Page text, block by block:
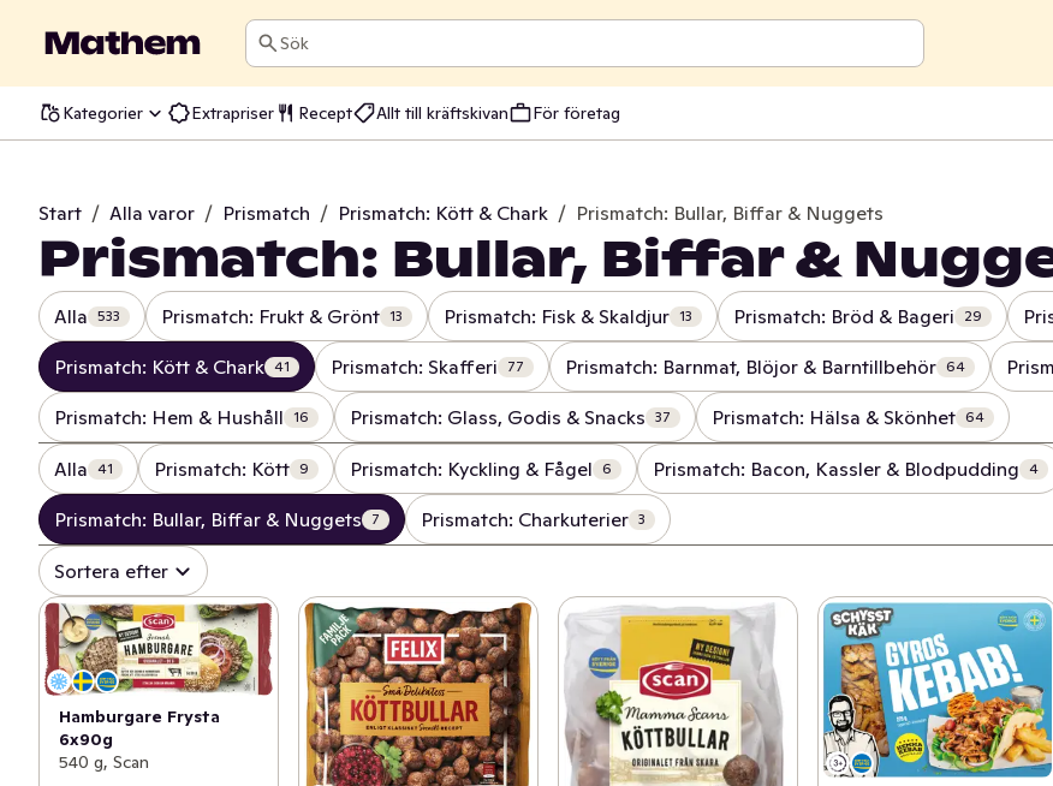
Sök
Kategorier Extrapriser Recept Allt till kräftskivan För företag
Start / Alla varor / Prismatch / Prismatch: Kött & Chark / Prismatch: Bullar, Biffar & Nuggets
Prismatch: Bullar, Biffar &
Alla 533 Prismatch: Frukt & Grönt 13 Prismatch: Fisk & Skaldjur 13 Prismatch: Bröd & Bageri 29
Prismatch: Kött & Chark 41 Prismatch: Skafferi 77 Prismatch: Barnmat, Blöjor & Barntillbehör 64
Prismatch: Hem & Hushåll 16 Prismatch: Glass, Godis & Snacks 37 Prismatch: Hälsa & Skönhet 64
Alla 41 Prismatch: Kött 9 Prismatch: Kyckling & Fågel 6 Prismatch: Bacon, Kassler & Blodpudding 4
Prismatch: Bullar, Biffar & Nuggets 7 Prismatch: Charkuterier 3
Sortera efter
Hamburgare Frysta
6x90g
540 g, Scan